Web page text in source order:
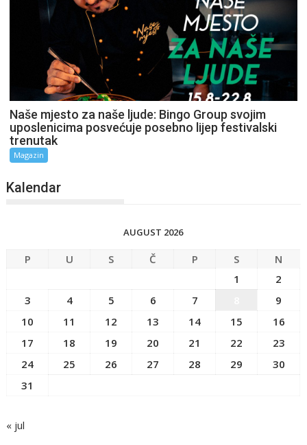
Naše mjesto za naše ljude: Bingo Group svojim
uposlenicima posvećuje posebno lijep festivalski
trenutak
Magazin
Kalendar
AUGUST 2026
P U S Č P S
N
1
2
3
4 5 6 7
9
10
11 12 13 14 15
16
17
18 19 20 21 22
23
24
25 26 27 28 29
30
31
« jul